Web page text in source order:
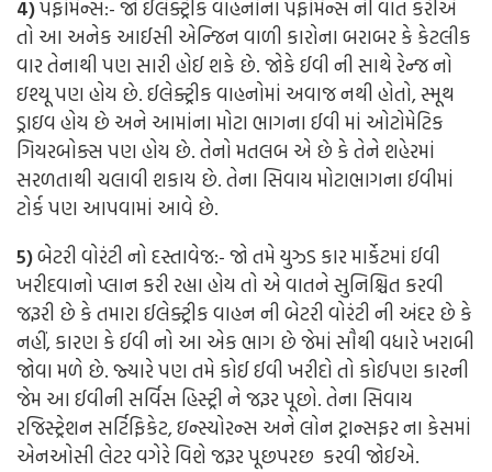
4)પર્ફોર્મન્સ:-જો ઈલેક્ટ્રીક વાહનોના પર્ફોર્મન્સ ની વાત કરીએ
તો આ અનેક આઈસી એન્જિન વાળી કારોના બરાબર કે કેટલીક
વાર તેનાથી પણ સારી હોઈ શકે છે. જોકે ઈવી ની સાથે રેન્જ નો
ઇશ્યૂ પણ હોય છે. ઈલેક્ટ્રીક વાહનોમાં અવાજ નથી હોતો, સ્મૂથ
ડ્રાઇવ હોય છે અને આમાંના મોટા ભાગના ઈવી માં ઓટોમેટિક
ગિયરબોક્સ પણ હોય છે. તેનો મતલબ એ છે કે તેને શહેરમાં
સરળતાથી ચલાવી શકાય છે. તેના સિવાય મોટાભાગના ઈવીમાં
ટોર્ક પણ આપવામાં આવે છે.
5)બેટરી વોરંટી નો દસ્તાવેજ:-જો તમે યુઝ્ડ કાર માર્કેટમાં ઈવી
ખરીદવાનો પ્લાન કરી રહ્યા હોય તો એ વાતને સુનિશ્ચિત કરવી
જરૂરી છે કે તમારા ઈલેક્ટ્રીક વાહન ની બેટરી વોરંટી ની અંદર છે કે
નહીં, કારણ કે ઈવી નો આ એક ભાગ છે જેમાં સૌથી વધારે ખરાબી
જોવા મળે છે. જ્યારે પણ તમે કોઈ ઈવી ખરીદો તો કોઈપણ કારની
જેમ આ ઈવીની સર્વિસ હિસ્ટ્રી ને જરૂર પૂછો. તેના સિવાય
રજિસ્ટ્રેશન સર્ટિફિકેટ, ઇન્સ્યોરન્સ અને લોન ટ્રાન્સફર ના કેસમાં
એનઓસી લેટર વગેરે વિશે જરૂર પૂછપરછ કરવી જોઈએ.